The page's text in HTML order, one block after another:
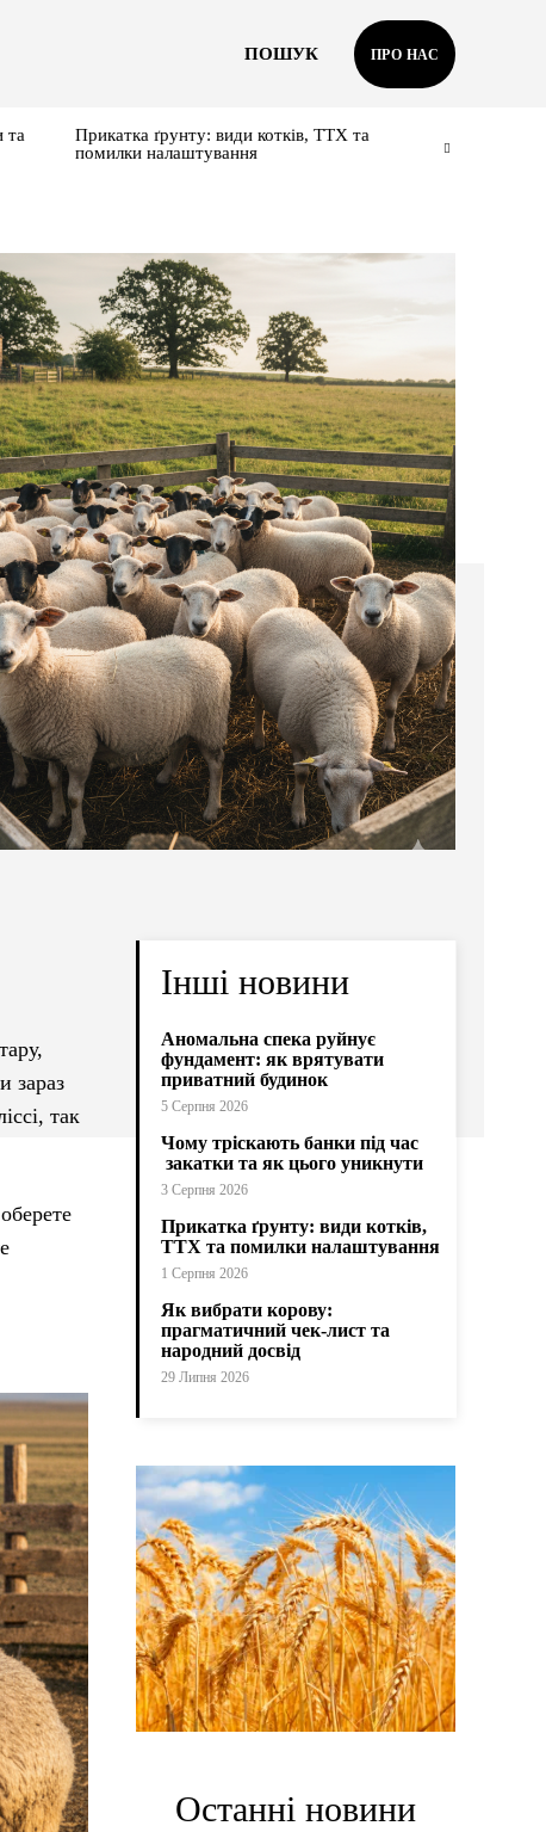
ПОШУК ПРО НАС
та
Прикатка ґрунту: види котків, ТТХ та
помилки налаштування
зараз
так
Інші новини
Аномальна спека руйнує
фундамент: як врятувати
приватний будинок
5 Серпня 2026
Чому тріскають банки під час
закатки та як цього уникнути
3 Серпня 2026
Прикатка ґрунту: види котків,
ТТХ та помилки налаштування
1 Серпня 2026
Як вибрати корову:
прагматичний чек-лист та
народний досвід
29 Липня 2026
Останні новини